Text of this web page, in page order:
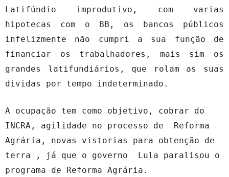
Latifúndio improdutivo, com varias
hipotecas com o BB, os bancos públicos
infelizmente não cumpri a sua função de
financiar os trabalhadores, mais sim os
grandes latifundiários, que rolam as suas
dividas por tempo indeterminado.
A ocupação tem como objetivo, cobrar do
INCRA, agilidade no processo de Reforma
Agrária, novas vistorias para obtenção de
terra , já que o governo Lula paralisou o
programa de Reforma Agrária.